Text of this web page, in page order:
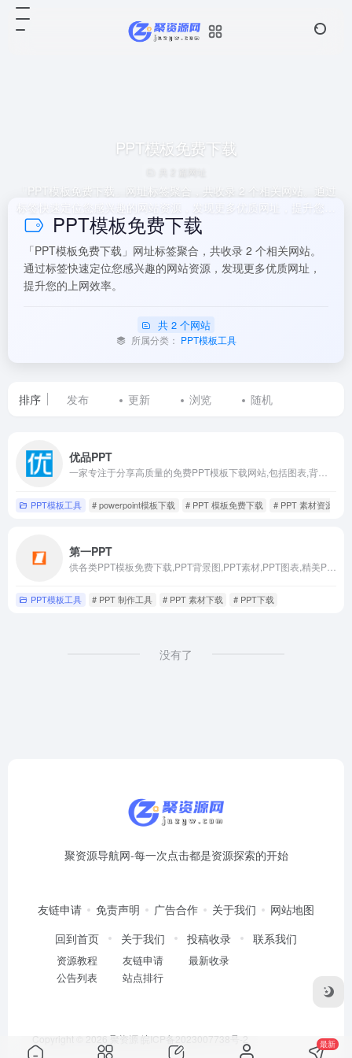
PPT模板免费下载
「PPT模板免费下载」网址标签聚合，共收录 2 个相关网站。通过
标签快速定位您感兴趣的网站资源，发现更多优质网址，提升您的
上网效率。
PPT模板免费下载
「PPT模板免费下载」网址标签聚合，共收录 2 个相关网站。
通过标签快速定位您感兴趣的网站资源，发现更多优质网址，
提升您的上网效率。
共 2 个网站
所属分类： PPT模板工具
排序 发布 更新 浏览 随机
标
签
为
板
优品PPT
PPT模板工具 # powerpoint模板下载 # PPT 模板免费下载 # PPT 素材资源
第一PPT
PPT模板工具 # PPT 制作工具 # PPT 素材下载 # PPT下载
没有了
聚资源导航网-每一次点击都是资源探索的开始
友链申请 免责声明 广告合作 关于我们
网站地图
回到首页
资源教程
公告列表
关于我们
友链申请
站点排行
投稿收录
最新收录
联系我们
Copyright © 2026 聚资源 皖ICP备2023007738号-2 最新